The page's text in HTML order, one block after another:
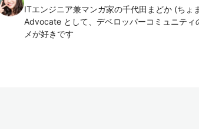
ITエンジニア兼マンガ家の千代田まどか (ち
Advocate として、デベロッパーコミュニテ
メが好きです